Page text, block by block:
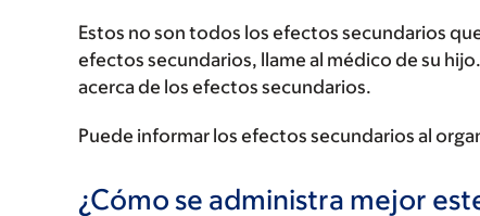
Estos no son todos los efectos secundarios
efectos secundarios, llame al médico de su
acerca de los efectos secundarios.
Puede informar los efectos secundarios al
¿Cómo se administra mejor